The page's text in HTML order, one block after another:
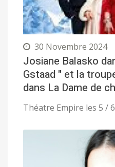
30 Novembre 2024
Josiane Balasko
Gstaad " et la
dans La Dame de
Théatre Empire les 5 /